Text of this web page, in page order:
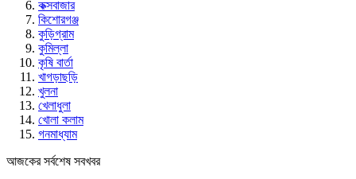
কক্সবাজার
কিশোরগঞ্জ
কুড়িগ্রাম
কুমিল্লা
কৃষি বার্তা
খাগড়াছড়ি
খুলনা
খেলাধুলা
খোলা কলাম
গনমাধ্যাম
আজকের সর্বশেষ সবখবর